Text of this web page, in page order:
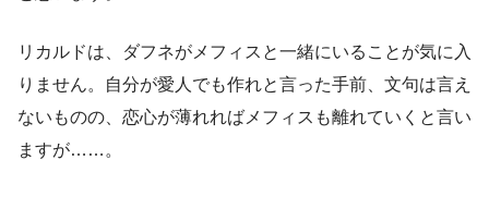
リカルドは、ダフネがメフィスと一緒にいることが気に入
りません。自分が愛人でも作れと言った手前、文句は言え
ないものの、恋心が薄れればメフィスも離れていくと言い
ますが……。